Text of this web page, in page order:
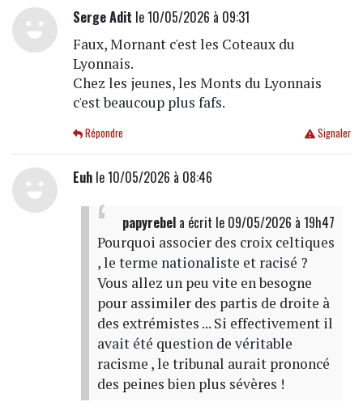
Serge Adit le 10/05/2026 à 09:31
Faux, Mornant c'est les Coteaux du
Lyonnais.
Chez les jeunes, les Monts du Lyonnais
c'est beaucoup plus fafs.
Signaler
Répondre
Euhle 10/05/2026 à 08:46
papyrebela écrit le 09/05/2026 à 19h47
Pourquoi associer des croix celtiques
, le terme nationaliste et racisé ?
Vous allez un peu vite en besogne
pour assimiler des partis de droite à
des extrémistes ... Si effectivement il
avait été question de véritable
racisme , le tribunal aurait prononcé
des peines bien plus sévères !